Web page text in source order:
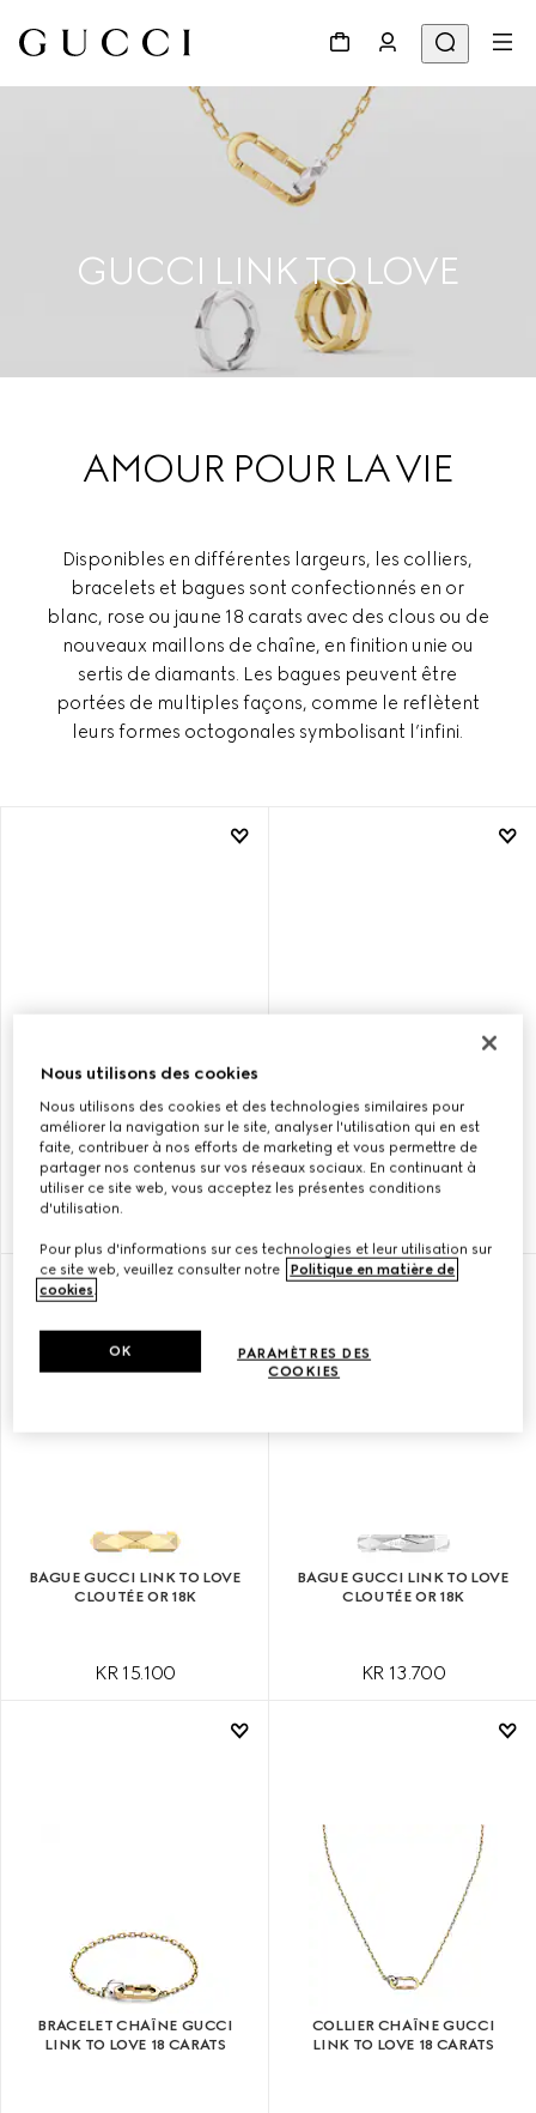
GUCCI LINK TO LOVE
AMOUR POUR LA VIE
Disponibles en différentes largeurs, les colliers,
bracelets et bagues sont confectionnés en or
blanc, rose ou jaune 18 carats avec des clous ou de
nouveaux maillons de chaîne, en finition unie ou
sertis de diamants. Les bagues peuvent être
portées de multiples façons, comme le reflètent
leurs formes octogonales symbolisant l’infini.
BAGUE GUCCI LINK TO LOVE
MIROIR OR 18K
BAGUE GUCCI LINK TO LOVE
CLOUTÉE OR 18K
BAGUE GUCCI LINK TO LOVE
CLOUTÉE OR 18K
KR 15.100
BAGUE GUCCI LINK TO LOVE
CLOUTÉE OR 18K
KR 13.700
BRACELET CHAÎNE GUCCI
LINK TO LOVE 18 CARATS
COLLIER CHAÎNE GUCCI
LINK TO LOVE 18 CARATS
Nous utilisons des cookies
Nous utilisons des cookies et des technologies similaires pour
améliorer la navigation sur le site, analyser l'utilisation qui en est
faite, contribuer à nos efforts de marketing et vous permettre de
partager nos contenus sur vos réseaux sociaux. En continuant à
utiliser ce site web, vous acceptez les présentes conditions
d'utilisation.
Pour plus d'informations sur ces technologies et leur utilisation sur
ce site web, veuillez consulter notre
Politique en matière de
cookies.
PARAMÈTRES DES
COOKIES
OK